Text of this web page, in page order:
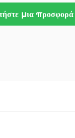
μια προσφορά